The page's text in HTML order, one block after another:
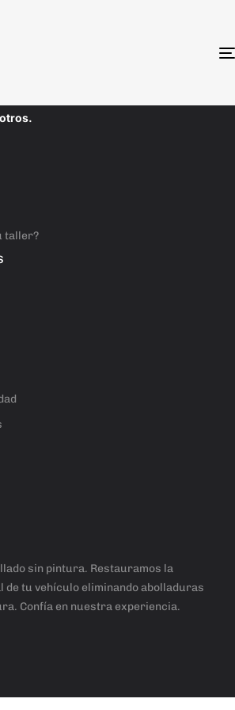
taller?
sin pintura. Restauramos la
tu vehículo eliminando abolladuras
Confía en nuestra experiencia.